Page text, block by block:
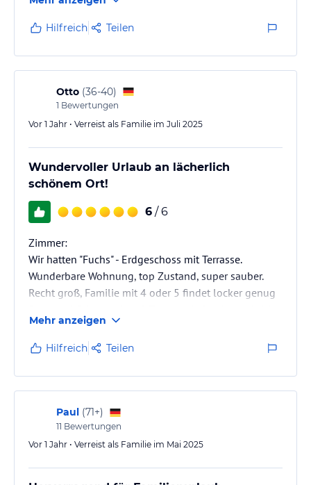
Urlaub ist schon geplant. Gerade auf für Kinder ein
wundervolles Erlebnis mit verschiedenen Tieren,
einer Stallzeit zum mithelfen und vielen
Spielmöglichkeiten.
Hilfreich Teilen
Otto (36-40)
1 Bewertungen
Vor 1 Jahr • Verreist als Familie im Juli 2025
Wundervoller Urlaub an lächerlich
schönem Ort!
6 / 6
Zimmer:
Wir hatten "Fuchs" - Erdgeschoss mit Terrasse.
Wunderbare Wohnung, top Zustand, super sauber.
Recht groß, Familie mit 4 oder 5 findet locker genug
beim Frühstück auf der Terrasse.
Gastgeber*innen:
Die Familie Krötz ist super! Wir konnten, nicht nur
durch die täglichen Stallrunden, quasi am
Familienleben teilhaben. Wenn ihr im Duden guckt -
unter Gastfreundschaft steht "Familie Krötz,
Steingaden" als Definition.
Mehr anzeigen
Hilfreich Teilen
Paul (71+)
11 Bewertungen
Vor 1 Jahr • Verreist als Familie im Mai 2025